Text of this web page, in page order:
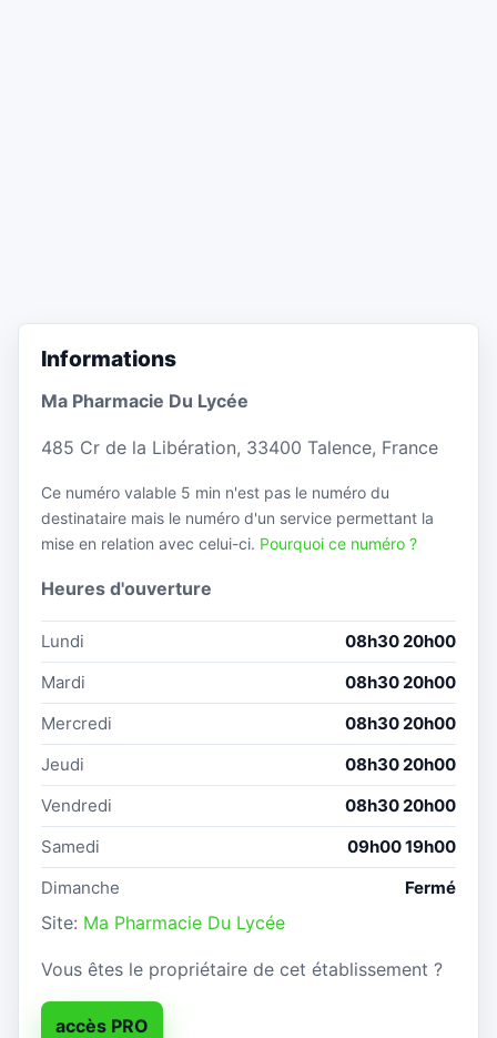
Informations
Ma Pharmacie Du Lycée
485 Cr de la Libération, 33400 Talence, France
Ce numéro valable 5 min n'est pas le numéro du
destinataire mais le numéro d'un service permettant la
mise en relation avec celui-ci. Pourquoi ce numéro ?
Heures d'ouverture
Lundi
08h30 20h00
Mardi
08h30 20h00
Mercredi
08h30 20h00
Jeudi
08h30 20h00
Vendredi
08h30 20h00
Samedi
09h00 19h00
Dimanche
Fermé
Site: Ma Pharmacie Du Lycée
Vous êtes le propriétaire de cet établissement ?
accès PRO